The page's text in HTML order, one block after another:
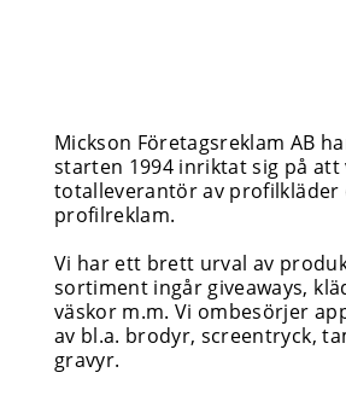
Mickson Företagsreklam AB
starten 1994 inriktat sig på att
totalleverantör av profilkläder
profilreklam.
Vi har ett brett urval av
sortiment ingår giveaways,
väskor m.m. Vi ombesörjer
av bl.a. brodyr, screentryck,
gravyr.